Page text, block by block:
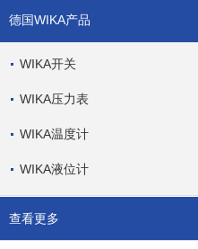
德国WIKA产品
WIKA开关
WIKA压力表
WIKA温度计
WIKA液位计
查看更多